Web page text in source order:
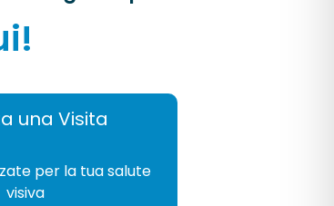
una Visita
per la tua salute
visiva